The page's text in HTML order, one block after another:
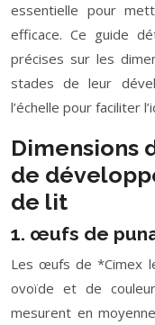
essentielle pour
efficace. Ce guide
précises sur les
stades de leur
l’échelle pour faciliter
Dimensions
de
de lit
1. œufs de
Les œufs de *Cimex
ovoïde et de
mesurent en